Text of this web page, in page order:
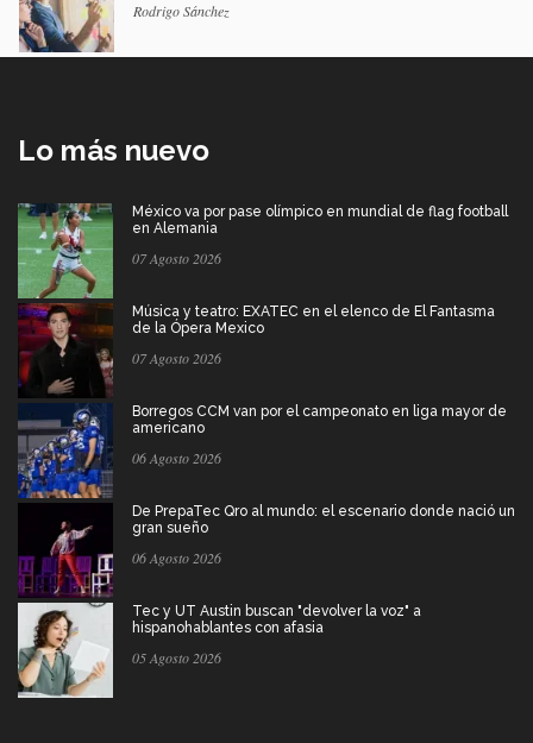
Rodrigo Sánchez
Lo más nuevo
México va por pase olímpico en mundial de flag football
en Alemania
07 Agosto 2026
Música y teatro: EXATEC en el elenco de El Fantasma
de la Ópera Mexico
07 Agosto 2026
Borregos CCM van por el campeonato en liga mayor de
americano
06 Agosto 2026
De PrepaTec Qro al mundo: el escenario donde nació un
gran sueño
06 Agosto 2026
Tec y UT Austin buscan "devolver la voz" a
hispanohablantes con afasia
05 Agosto 2026